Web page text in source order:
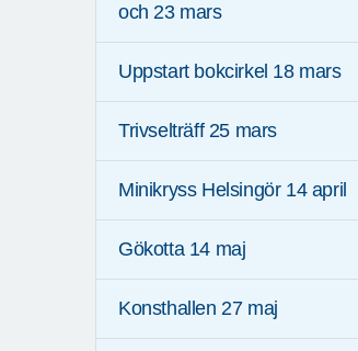
och 23 mars
Uppstart bokcirkel 18 mars
Trivselträff 25 mars
Minikryss Helsingör 14 april
Gökotta 14 maj
Konsthallen 27 maj